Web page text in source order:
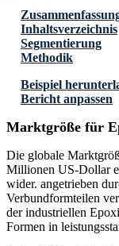
Inhaltsverzeichnis
Segmentierung
Methodik
Beispiel
Bericht anpassen
Marktgröße für
Die globale
Millionen US-Dollar
wider. angetrieben
Verbundformteilen
der industriellen
Formen in